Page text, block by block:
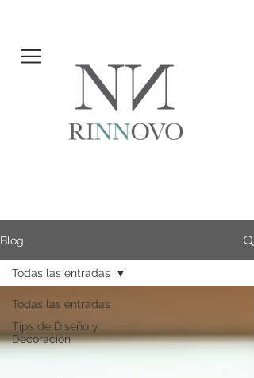
Blog
Todas las entradas
Tips de Diseño y
Decoración
Todas las entradas